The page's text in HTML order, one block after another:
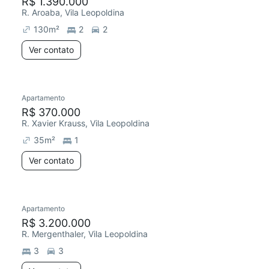
R. Aroaba, Vila Leopoldina
130m² 2
2
Ver contato
Apartamento
R$ 370.000
R. Xavier Krauss, Vila Leopoldina
35m²
1
Ver contato
Apartamento
R$ 3.200.000
R. Mergenthaler, Vila Leopoldina
3
3